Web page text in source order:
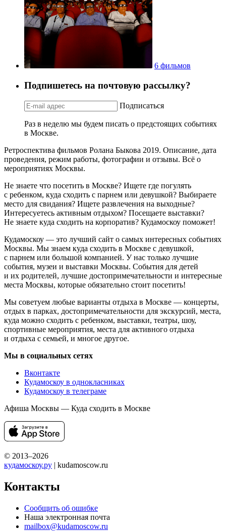
6 фильмов
Подпишетесь на почтовую рассылку?
Подписаться
Раз в неделю мы будем писать о предстоящих событиях
в Москве.
Ретроспектива фильмов Ролана Быкова 2019. Описание, дата
проведения, режим работы, фотографии и отзывы. Всё о
мероприятиях Москвы.
Не знаете что посетить в Москве? Ищете где погулять
с ребенком, куда сходить с парнем или девушкой? Выбираете
место для свидания? Ищете развлечения на выходные?
Интересуетесь активным отдыхом? Посещаете выставки?
Не знаете куда сходить на корпоратив? Кудамоскоу поможет!
Кудамоскоу — это лучший сайт о самых интересных событиях
Москвы. Мы знаем куда сходить в Москве с девушкой,
с парнем или большой компанией. У нас только лучшие
события, музеи и выставки Москвы. События для детей
и их родителей, лучшие достопримечательности и интересные
места Москвы, которые обязательно стоит посетить!
Мы советуем любые варианты отдыха в Москве — концерты,
отдых в парках, достопримечательности для экскурсий, места,
куда можно сходить с ребенком, выставки, театры, шоу,
спортивные мероприятия, места для активного отдыха
и отдыха с семьей, и многое другое.
Мы в социальных сетях
Вконтакте
Кудамоскоу в однокласниках
Кудамоскоу в телеграме
Афиша Москвы — Куда сходить в Москве
© 2013–2026
кудамоскоу.ру | kudamoscow.ru
Контакты
Сообщить об ошибке
Наша электронная почта
mailbox@kudamoscow.ru